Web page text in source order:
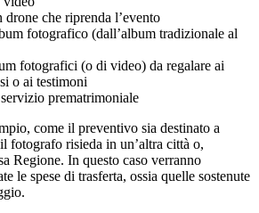
drone che riprenda l’evento
fotografico (dall’album tradizionale al
fotografici (o di video) da regalare ai
o ai testimoni
prematrimoniale
come il preventivo sia destinato a
fotografo risieda in un’altra città o,
Regione. In questo caso verranno
le spese di trasferta, ossia quelle sostenute